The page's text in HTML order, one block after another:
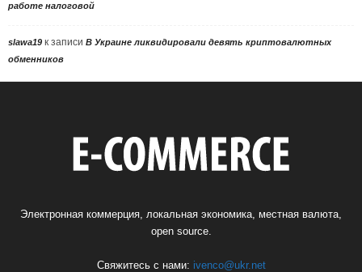
работе налоговой
slawa19 к записи В Украине ликвидировали девять криптовалютных
обменников
Электронная коммерция, локальная экономика, местная валюта,
open source.
Свяжитесь с нами: ivenco@ukr.net